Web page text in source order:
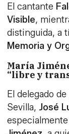
El cantante
Visible,
distinguida, a
Memoria y
María
“libre y
El delegado
Sevilla, José